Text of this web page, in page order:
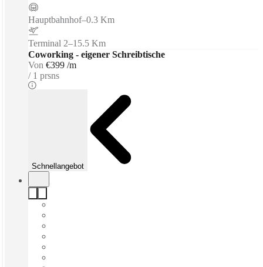
Hauptbahnhof–0.3 Km
Terminal 2–15.5 Km
Coworking - eigener Schreibtische
Von €399 /m
1 prsns
Schnellangebot